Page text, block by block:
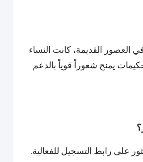
العصور القديمة، كانت النساء
يمنح شعوراً قوياً بالدعم